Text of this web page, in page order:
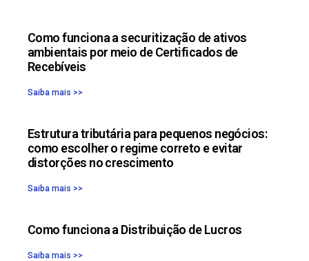
Como funciona a securitização de ativos
ambientais por meio de Certificados de
Recebíveis
Saiba mais >>
Estrutura tributária para pequenos negócios:
como escolher o regime correto e evitar
distorções no crescimento
Saiba mais >>
Como funciona a Distribuição de Lucros
Saiba mais >>